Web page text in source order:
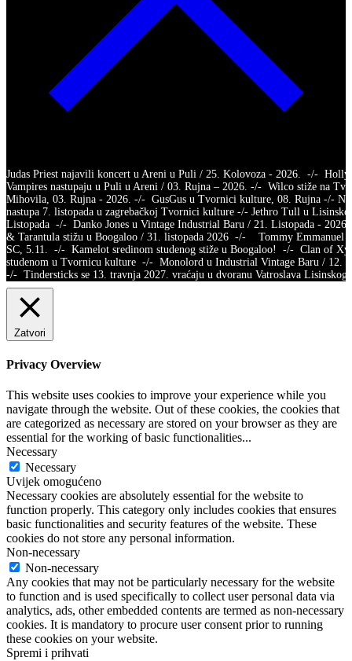
Judas Priest najavili koncert u Areni u Puli / 25. Kolovoza - 2026. -/-
Vampires nastupaju u Puli u Areni / 03. Rujna – 2026. -/- Wilco stiže na
Mihovila, 03. Rujna - 2026. -/- GusGus u Tvornici kulture, 08. Rujna -/-
nastupa 7. listopada u zagrebačkoj Tvornici kulture -/- Jethro Tull u
Listopada -/- Danko Jones u Vintage Industrial Baru / 21. Listopada -
& Tarantula stižu u Boogaloo / 31. listopada 2026 -/- Tommy Emmanuel
SC, 5.11. -/- Kamelot sredinom studenog stiže u Boogaloo! -/- Clan of
studenom u Tvornicu kulture -/- Monolord u Industrial Vintage Baru / 12.
-/- Tindersticks se 13. travnja 2027. vraćaju u dvoranu Vatroslava
Zatvori
Privacy Overview
This website uses cookies to improve your experience while you
navigate through the website. Out of these cookies, the cookies that
are categorized as necessary are stored on your browser as they are
essential for the working of basic functionalities...
Necessary
Necessary
Uvijek omogućeno
Necessary cookies are absolutely essential for the website to
function properly. This category only includes cookies that ensures
basic functionalities and security features of the website. These
cookies do not store any personal information.
Non-necessary
Non-necessary
Any cookies that may not be particularly necessary for the website
to function and is used specifically to collect user personal data via
analytics, ads, other embedded contents are termed as non-necessary
cookies. It is mandatory to procure user consent prior to running
these cookies on your website.
Spremi i prihvati